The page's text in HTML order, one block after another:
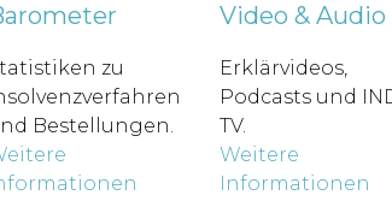
zu
Bestellungen.
Video & Audio
Erklärvideos,
Podcasts und
TV.
Weitere
Informationen